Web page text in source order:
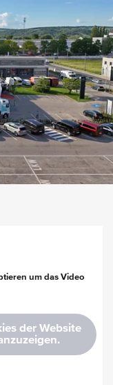
um das Video
der Website